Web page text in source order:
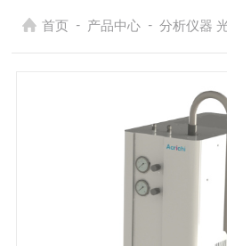
首页 - 产品中心 - 分析仪器